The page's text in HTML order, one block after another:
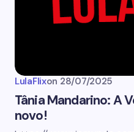
LulaFlixon 28/07/2025
Tânia Mandarino: A
novo!